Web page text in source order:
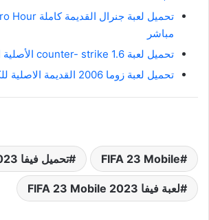
مباشر
تحميل لعبة counter- strike 1.6 الأصلية القديمة للكمبيوتر
تحميل لعبة زوما 2006 القديمة الاصلية للكمبيوتر وللاندرويد
FIFA 23 Mobile تحميل فيفا 2023 موبايل
لعبة فيفا 2023 FIFA 23 Mobile